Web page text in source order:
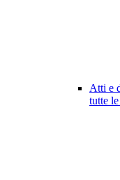
Atti e
tutte